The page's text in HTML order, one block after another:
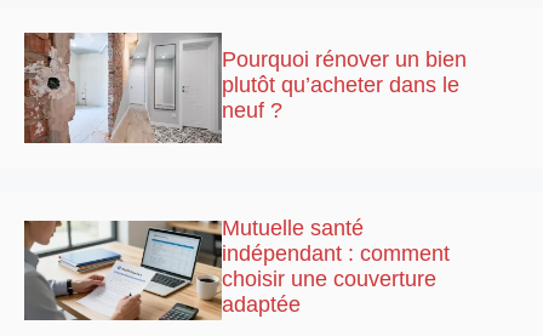
Pourquoi rénover un bien
plutôt qu’acheter dans le
neuf ?
Mutuelle santé
indépendant : comment
choisir une couverture
adaptée